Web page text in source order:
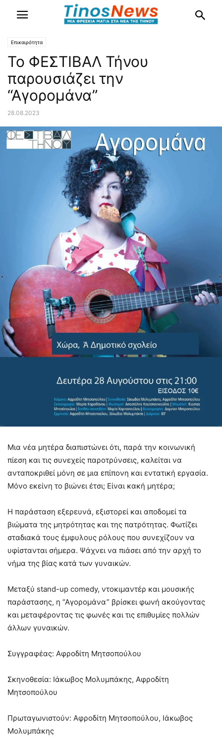
Επικαιρότητα
Το ΦΕΣΤΙΒΑΛ Τήνου
παρουσιάζει την
“Αγορομάνα”
28.08.2023
Μια νέα μητέρα διαπιστώνει ότι, παρά την κοινωνική
πίεση και τις συνεχείς παροτρύνσεις, καλείται να
ανταποκριθεί μόνη σε μια επίπονη και εντατική εργασία.
Μόνο εκείνη το βιώνει έτσι; Είναι κακή μητέρα;
Η παράσταση εξερευνά, εξιστορεί και αποδομεί τα
βιώματα της μητρότητας και της πατρότητας. Φωτίζει
σταδιακά τους έμφυλους ρόλους που συνεχίζουν να
υφίστανται σήμερα. Ψάχνει να πιάσει από την αρχή το
νήμα της βίας κατά των γυναικών.
Μεταξύ stand-up comedy, ντοκιμαντέρ και μουσικής
παράστασης, η “Αγορομάνα” βρίσκει φωνή ακούγοντας
και μεταφέροντας τις φωνές και τις επιθυμίες πολλών
άλλων γυναικών.
Συγγραφέας: Αφροδίτη Μητσοπούλου
Σκηνοθεσία: Ιάκωβος Μολυμπάκης, Αφροδίτη
Μητσοπούλου
Πρωταγωνιστούν: Αφροδίτη Μητσοπούλου, Ιάκωβος
Μολυμπάκης